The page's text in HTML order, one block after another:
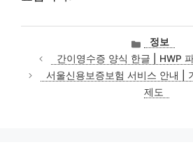
카
테
고
리
정보
간이영수증 양식 한글 | HWP
서울신용보증보험 서비스 안내 |
제도